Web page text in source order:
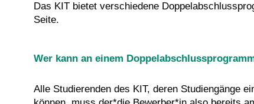
Das KIT bietet verschiedene
Seite.
Wer kann an einem
Alle Studierenden des KIT, deren Studiengänge